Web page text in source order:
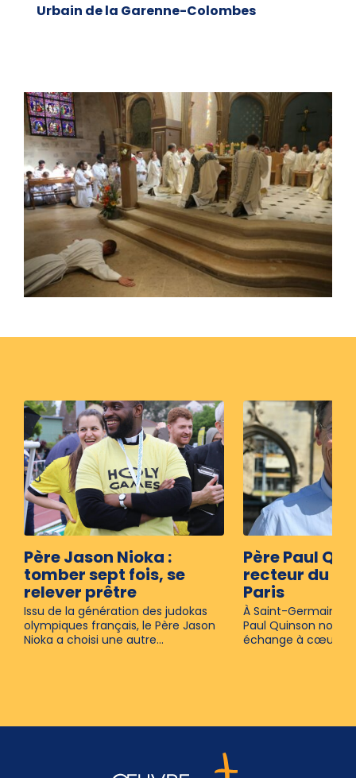
Urbain de la Garenne-Colombes
Père Jason Nioka :
tomber sept fois, se
relever prêtre
Issu de la génération des judokas
olympiques français, le Père Jason
Nioka a choisi une autre...
Père Paul
recteur du
Paris
À Saint-Germain-
Paul Quinson nous
échange à cœur